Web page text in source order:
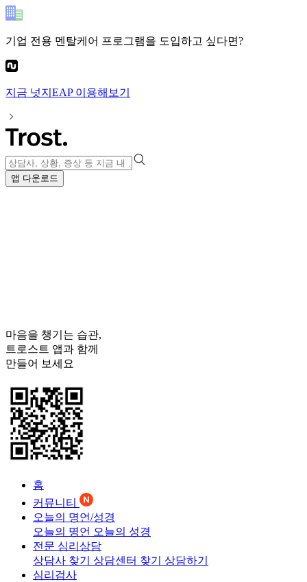
기업 전용 멘탈케어 프로그램을 도입하고 싶다면?
지금 넛지EAP이용해보기
앱 다운로드
마음을 챙기는 습관,
트로스트 앱과 함께
만들어 보세요
홈
커뮤니티
오늘의 명언/성경
오늘의 명언 오늘의 성경
전문 심리상담
상담사 찾기 상담센터 찾기 상담하기
심리검사